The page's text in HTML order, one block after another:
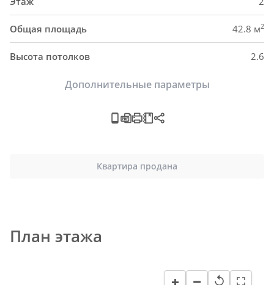
Общая площадь 42.8 м2
Высота потолков 2.6
Дополнительные параметры
Квартира продана
План этажа
+ − ↺